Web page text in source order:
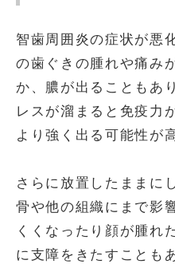
智歯周囲炎の症状が悪
の歯ぐきの腫れや痛み
か、膿が出ることもあ
レスが溜まると免疫力
より強く出る可能性が
さらに放置したままに
骨や他の組織にまで影
くくなったり顔が腫れ
に支障をきたすことも